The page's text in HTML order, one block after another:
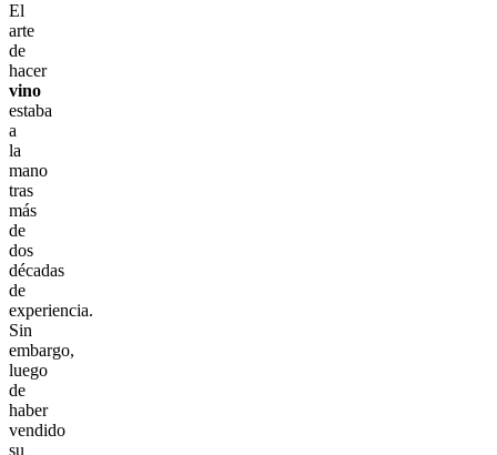
El
arte
de
hacer
vino
estaba
a
la
mano
tras
más
de
dos
décadas
de
experiencia.
Sin
embargo,
luego
de
haber
vendido
su